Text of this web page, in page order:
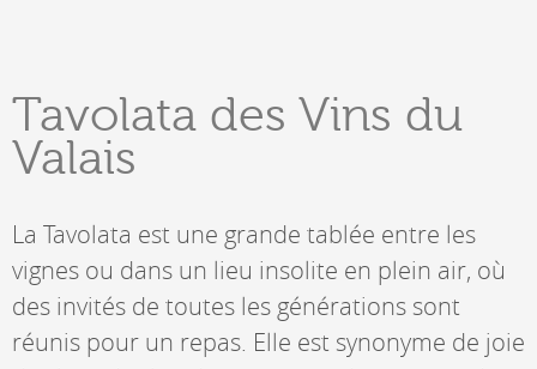
Tavolata des Vins du
Valais
La Tavolata est une grande tablée entre les
vignes ou dans un lieu insolite en plein air, où
des invités de toutes les générations sont
réunis pour un repas. Elle est synonyme de joie